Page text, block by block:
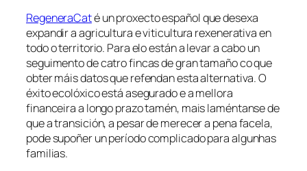
RegeneraCaté un proxecto español que desexa
expandir a agricultura e viticultura rexenerativa en
todo o territorio. Para elo están a levar a cabo un
seguimento de catro fincas de gran tamaño co que
obter máis datos que refendan esta alternativa. O
éxito ecolóxico está asegurado e a mellora
financeira a longo prazo tamén, mais laméntanse de
que a transición, a pesar de merecer a pena facela,
pode supoñer un período complicado para algunhas
familias.